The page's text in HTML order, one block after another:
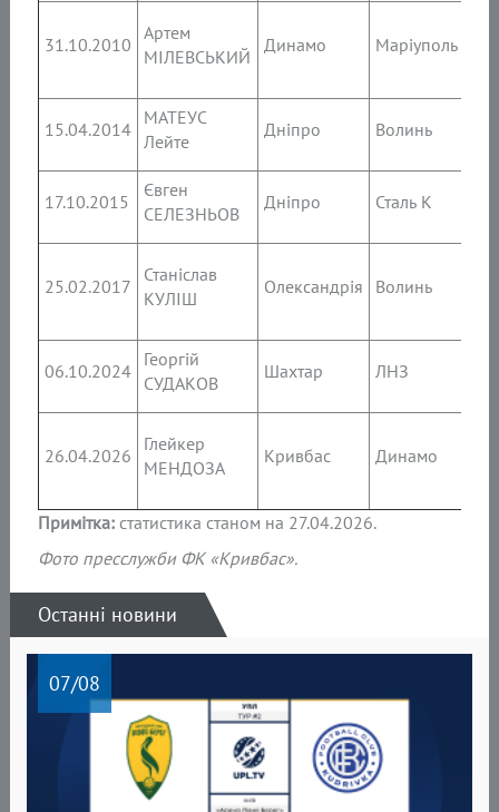
31.10.2010
Артем
МІЛЕВСЬКИЙ
Динамо Маріуполь
15.04.2014
МАТЕУС
Лейте
Дніпро Волинь
17.10.2015
Євген
СЕЛЕЗНЬОВ
Дніпро Сталь К
25.02.2017
Станіслав
КУЛІШ
Олександрія Волинь
06.10.2024
Георгій
СУДАКОВ
Шахтар ЛНЗ
26.04.2026
Глейкер
МЕНДОЗА
Кривбас Динамо
Примітка:статистика станом на 27.04.2026.
Фото пресслужби ФК «Кривбас».
Останні новини
07/08